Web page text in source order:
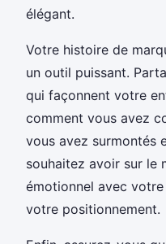
élégant.
Votre histoire de
un outil puissant.
qui façonnent votre
comment vous avez
vous avez surmontés
souhaitez avoir sur le
émotionnel avec
votre positionnement.